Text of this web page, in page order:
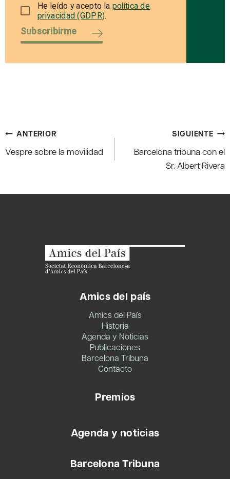
He leído y acepto la política de
privacidad (GDPR).
Subscribirme
Navegación
de
ANTERIOR
Vespre sobre la movilidad
SIGUIENTE
Barcelona tribuna con el
Sr. Albert Rivera
Amics del país
Amics del País
Historia
Agenda y Noticias
Publicaciones
Barcelona Tribuna
Contacto
Premios
Agenda y noticias
Barcelona Tribuna